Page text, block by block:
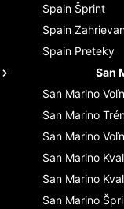
Spain Šprint
Spain
Spain Preteky
San
San Marino
San Marino
San Marino
San Marino
San Marino
San Marino